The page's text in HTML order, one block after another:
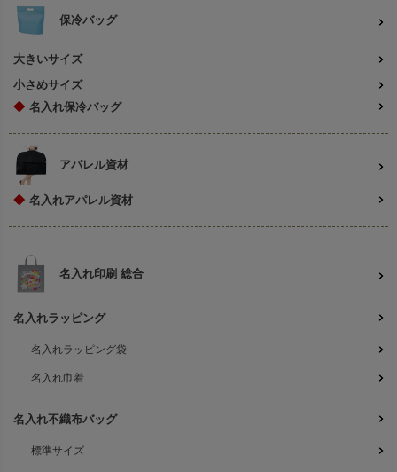
保冷バッグ
大きいサイズ
小さめサイズ
◆ 名入れ保冷バッグ
アパレル資材
◆ 名入れアパレル資材
名入れ印刷 総合
名入れラッピング
名入れラッピング袋
名入れ巾着
名入れ不織布バッグ
標準サイズ